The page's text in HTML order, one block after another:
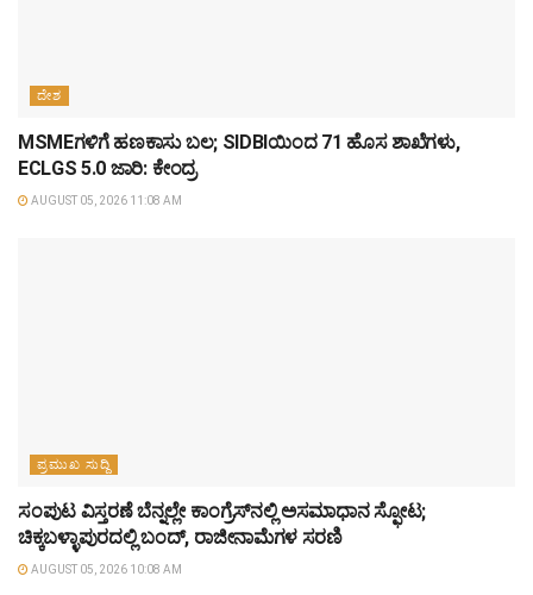
ದೇಶ
MSMEಗಳಿಗೆ ಹಣಕಾಸು ಬಲ; SIDBIಯಿಂದ 71 ಹೊಸ ಶಾಖೆಗಳು,
ECLGS 5.0 ಜಾರಿ: ಕೇಂದ್ರ
AUGUST 05, 2026 11:08 AM
ಪ್ರಮುಖ ಸುದ್ದಿ
ಸಂಪುಟ ವಿಸ್ತರಣೆ ಬೆನ್ನಲ್ಲೇ ಕಾಂಗ್ರೆಸ್‌ನಲ್ಲಿ ಅಸಮಾಧಾನ ಸ್ಫೋಟ;
ಚಿಕ್ಕಬಳ್ಳಾಪುರದಲ್ಲಿ ಬಂದ್, ರಾಜೀನಾಮೆಗಳ ಸರಣಿ
AUGUST 05, 2026 10:08 AM